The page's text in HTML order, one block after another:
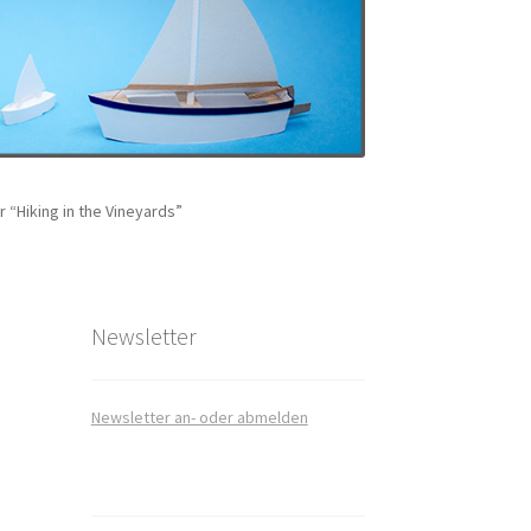
in the Vineyards”
Newsletter
Newsletter an- oder abmelden